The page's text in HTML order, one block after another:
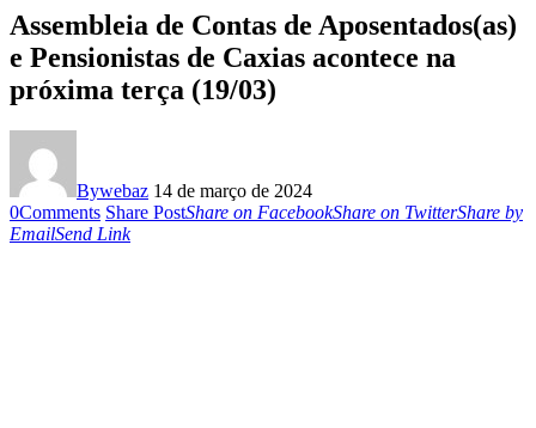
Assembleia de Contas de Aposentados(as)
e Pensionistas de Caxias acontece na
próxima terça (19/03)
Bywebaz 14 de março de 2024
0Comments Share PostShare on FacebookShare on TwitterShare by
EmailSend Link